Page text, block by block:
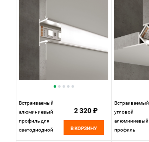
Встраиваемый
алюминиевый
профиль для
светодиодной
2 320 ₽
В КОРЗИНУ
Встраиваемый
угловой
алюминиевый
профиль